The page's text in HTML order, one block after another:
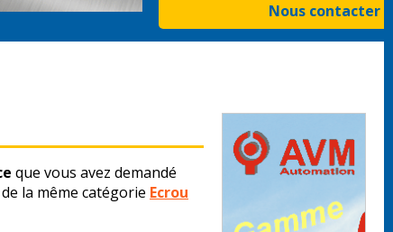
Nous contacter
que vous avez demandé
la même catégorie Ecrou